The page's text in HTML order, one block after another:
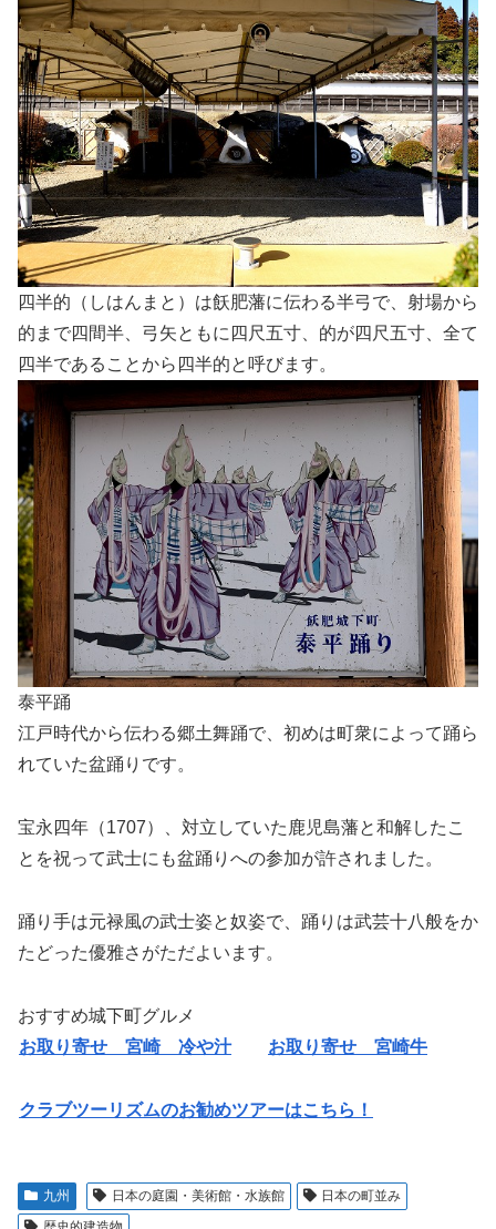
四半的（しはんまと）は飫肥藩に伝わる半弓で、射場から
的まで四間半、弓矢ともに四尺五寸、的が四尺五寸、全て
四半であることから四半的と呼びます。
泰平踊
江戸時代から伝わる郷土舞踊で、初めは町衆によって踊ら
れていた盆踊りです。
宝永四年（1707）、対立していた鹿児島藩と和解したこ
とを祝って武士にも盆踊りへの参加が許されました。
踊り手は元禄風の武士姿と奴姿で、踊りは武芸十八般をか
たどった優雅さがただよいます。
おすすめ城下町グルメ
お取り寄せ 宮崎 冷や汁
お取り寄せ 宮崎牛
クラブツーリズムのお勧めツアーはこちら！
九州 日本の庭園・美術館・水族館
日本の町並み